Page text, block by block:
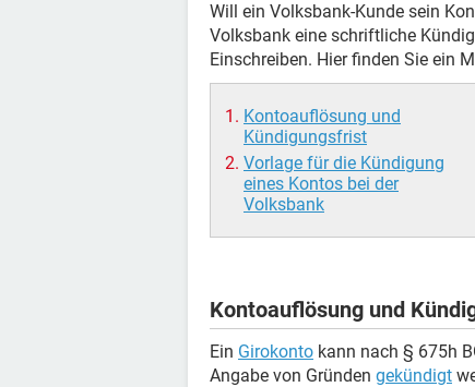
Will ein Volksbank-Kunde sein
Volksbank eine schriftliche
Einschreiben. Hier finden Sie ein
Kontoauflösung und
Kündigungsfrist
Vorlage für die Kündigung
eines Kontos bei der
Volksbank
Kontoauflösung und
Ein Girokonto kann nach § 675h
Angabe von Gründen gekündigt